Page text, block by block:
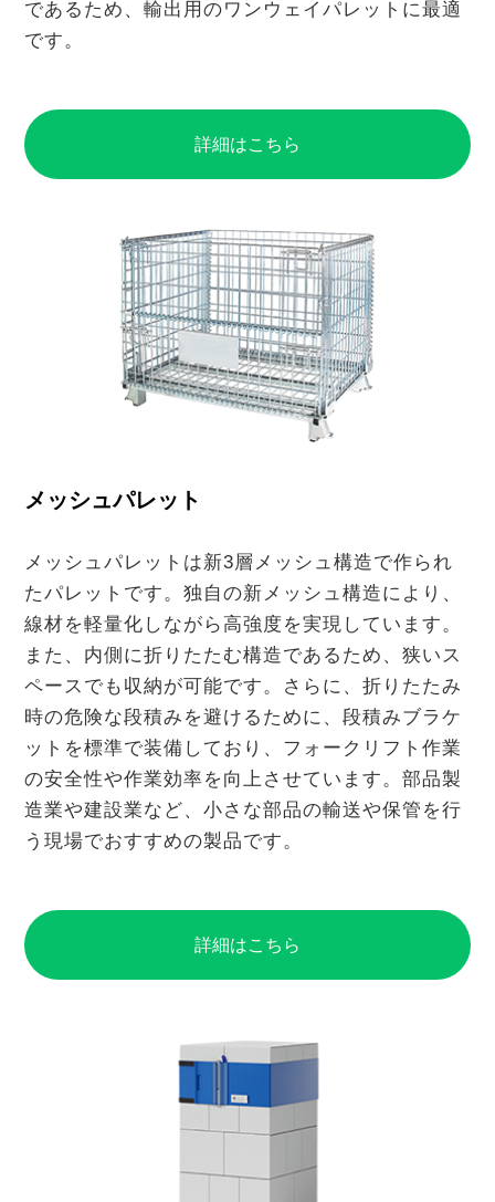
であるため、輸出用のワンウェイパレットに最適
です。
詳細はこちら
メッシュパレット
メッシュパレットは新3層メッシュ構造で作られ
たパレットです。独自の新メッシュ構造により、
線材を軽量化しながら高強度を実現しています。
また、内側に折りたたむ構造であるため、狭いス
ペースでも収納が可能です。さらに、折りたたみ
時の危険な段積みを避けるために、段積みブラケ
ットを標準で装備しており、フォークリフト作業
の安全性や作業効率を向上させています。部品製
造業や建設業など、小さな部品の輸送や保管を行
う現場でおすすめの製品です。
詳細はこちら